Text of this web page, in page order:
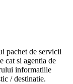
pachet de servicii
cat si agentia de
informatiile
/ destinatie.